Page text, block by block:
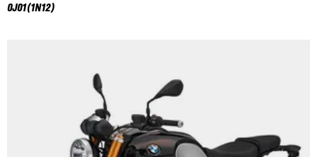
0J01(1N12)